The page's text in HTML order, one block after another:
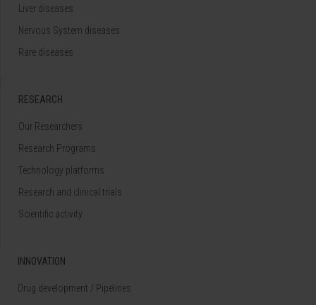
Liver diseases
Nervous System diseases
Rare diseases
RESEARCH
Our Researchers
Research Programs
Technology platforms
Research and clinical trials
Scientific activity
INNOVATION
Drug development / Pipelines